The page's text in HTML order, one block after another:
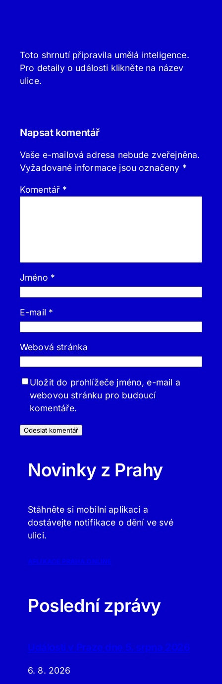
Toto shrnutí připravila umělá inteligence.
Pro detaily o události klikněte na název
ulice.
Napsat komentář
Vaše e-mailová adresa nebude zveřejněna.
Vyžadované informace jsou označeny *
Komentář *
Jméno *
E-mail *
Webová stránka
Uložit do prohlížeče jméno, e-mail a
webovou stránku pro budoucí
komentáře.
Novinky z Prahy
Stáhněte si mobilní aplikaci a
dostávejte notifikace o dění ve své
ulici.
APLIKACE PRAHA.ONLINE
Poslední zprávy
Události v Praze dne 5. srpna 2026
6. 8. 2026